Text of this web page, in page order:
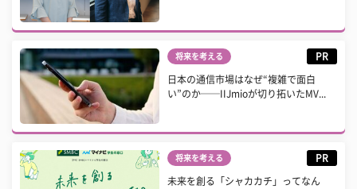
将来を考える PR
日本の通信市場はなぜ“複雑で面白
い”のか──IIJmioが切り拓いたMV...
将来を考える PR
未来を創る「シャカカチ」ってなん